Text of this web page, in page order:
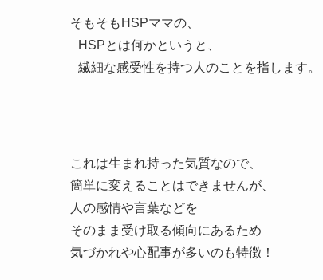
そもそもHSPママの、
HSPとは何かというと、
繊細な感受性を持つ人のことを指します。
これは生まれ持った気質なので、
簡単に変えることはできませんが、
人の感情や言葉などを
そのまま受け取る傾向にあるため
気づかれや心配事が多いのも特徴！